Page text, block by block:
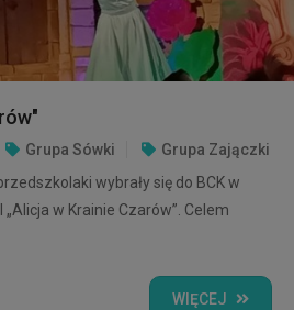
Grupa Sówki
Grupa Zajączki
wybrały się do BCK w
„Alicja w Krainie Czarów”. Celem
WIĘCEJ